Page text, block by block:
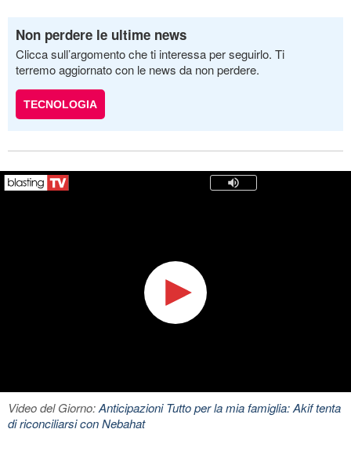
Non perdere le ultime news
Clicca sull’argomento che ti interessa per seguirlo. Ti
terremo aggiornato con le news da non perdere.
TECNOLOGIA
Video del Giorno:Anticipazioni Tutto per la mia famiglia: Akif tenta
di riconciliarsi con Nebahat